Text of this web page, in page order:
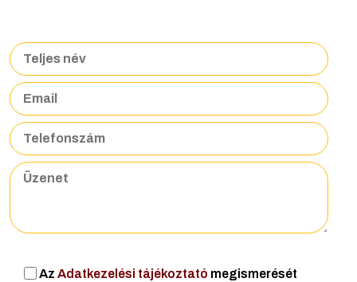
Az Adatkezelési tájékoztató megismerését